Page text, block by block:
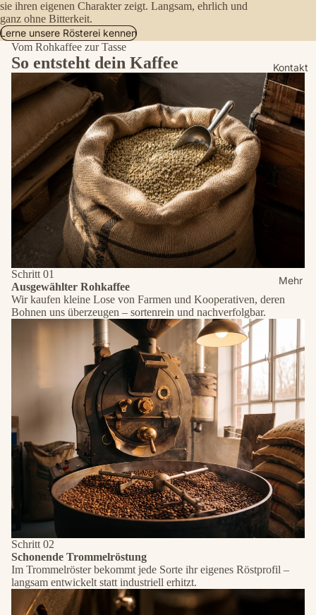
Kontakt
Mehr
sie ihren eigenen Charakter zeigt. Langsam, ehrlich und
ganz ohne Bitterkeit.
Lerne unsere Rösterei kennen
Vom Rohkaffee zur Tasse
So entsteht dein Kaffee
Schritt 01
Ausgewählter Rohkaffee
Wir kaufen kleine Lose von Farmen und Kooperativen, deren
Bohnen uns überzeugen – sortenrein und nachverfolgbar.
Schritt 02
Schonende Trommelröstung
Im Trommelröster bekommt jede Sorte ihr eigenes Röstprofil –
langsam entwickelt statt industriell erhitzt.